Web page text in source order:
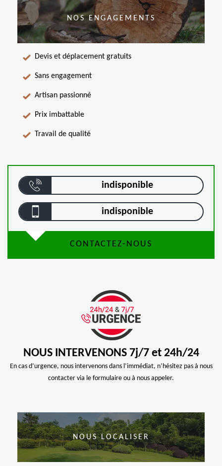
NOS ENGAGEMENTS
Devis et déplacement gratuits
Sans engagement
Artisan passionné
Prix imbattable
Travail de qualité
indisponible
indisponible
CONTACTEZ-NOUS
NOUS INTERVENONS 7j/7 et 24h/24
En cas d’urgence, nous intervenons dans l’immédiat, n’hésitez pas à nous
contacter via le formulaire ou à nous appeler.
NOUS LOCALISER